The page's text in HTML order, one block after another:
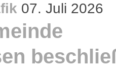
07. Juli 2026